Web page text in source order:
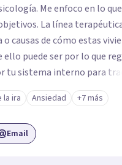
Me enfoco en lo
La línea
o causas de cómo estas
ello puede ser por lo que
tu sistema interno para
con técnicas de:
tus emociones
como es que tus vivencias
*Respiración para enfoque
la ira Ansiedad +7 más
Email